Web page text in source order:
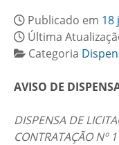
Publicado em 18
Última
Categoria
AVISO DE
DISPENSA DE
CONTRATAÇÃO Nº